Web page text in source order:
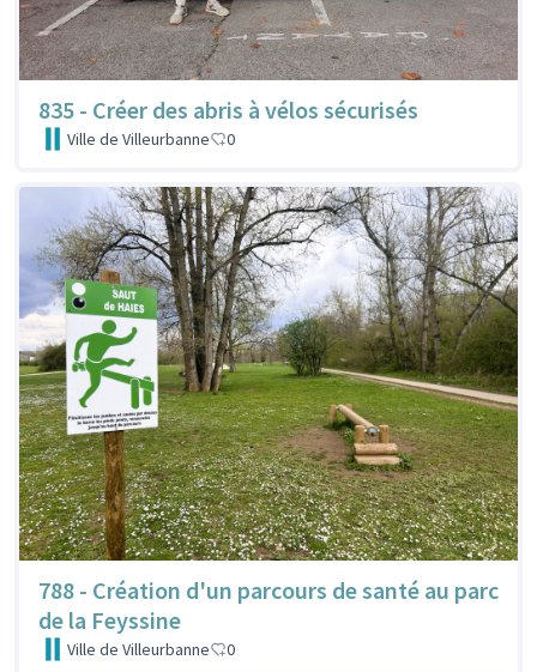
835 - Créer des abris à vélos sécurisés
Ville de Villeurbanne 0
788 - Création d'un parcours de santé au parc
de la Feyssine
Ville de Villeurbanne 0